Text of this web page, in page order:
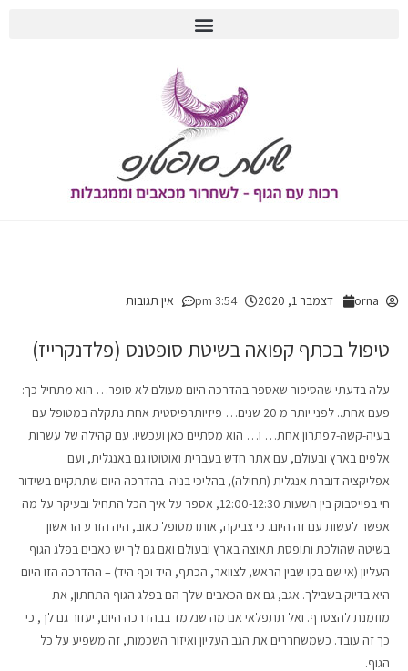
orna דצמבר 1, 2020 3:54 pm אין תגובות
טיפול בכתף קפואה בשיטת סופטנס (פלדנקרייז)
עלה בדעתי שהסיפור שאספר בהדרכה היום מעולם לא סופר… הוא מתחיל כך:
פעם אחת.. לפני יותר מ 20 שנים… פיזיותרפיסטית אחת נתקלה במטופל עם
בעיה-קשה-לפתרון אחת… ו… הוא מסתיים כאן ועכשיו. עם קהילה של עשרות
אלפים בארץ ובעולם, עם אתר חדש בעברית ואוטוטו גם באנגלית, ועם
אפליקציה דוברת אנגלית (תחילה), בהליכי בניה. בהדרכה היום שתתקיים בשידור
חי בפייסבוק בין השעות 12:00-12:30, אספר על איך הכל התחיל ובעיקר על מה
אפשר לעשות עם זה היום. כי צביקה, אותו מטופל כאוב, היה הזרע הראשון
בשיטה שהולכת ותופסת תאוצה בארץ ובעולם ואם גם לך יש כאבים בפלג הגוף
העליון (אי שם בקו שבין הראש, לצוואר, הכתף, היד וכף היד) – ההדרכה הזו היום
היא בדיוק בשבילך. אגב, גם אם הכאבים שלך הם בפלג הגוף התחתון, את
מוזמנת להצטרף. ואל תתפלאי אם מה שנלמד בבהדרכה היום, יעזור גם לך, כי
כך זה עובד. כשמשחררים את הגב העליון ואיזור השכמות, זה משפיע על כל
הגוף.